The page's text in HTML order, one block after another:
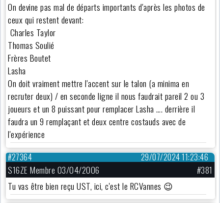
On devine pas mal de départs importants d'après les photos de
ceux qui restent devant:
Charles Taylor
Thomas Soulié
Frères Boutet
Lasha
On doit vraiment mettre l'accent sur le talon (a minima en
recruter deux) / en seconde ligne il nous faudrait pareil 2 ou 3
joueurs et un 8 puissant pour remplacer Lasha …. derrière il
faudra un 9 remplaçant et deux centre costauds avec de
l'expérience
29/07/2024 11:23:46
#27364
S16ZE Membre 03/04/2006
#381
Tu vas être bien reçu UST, ici, c'est le RCVannes 😉